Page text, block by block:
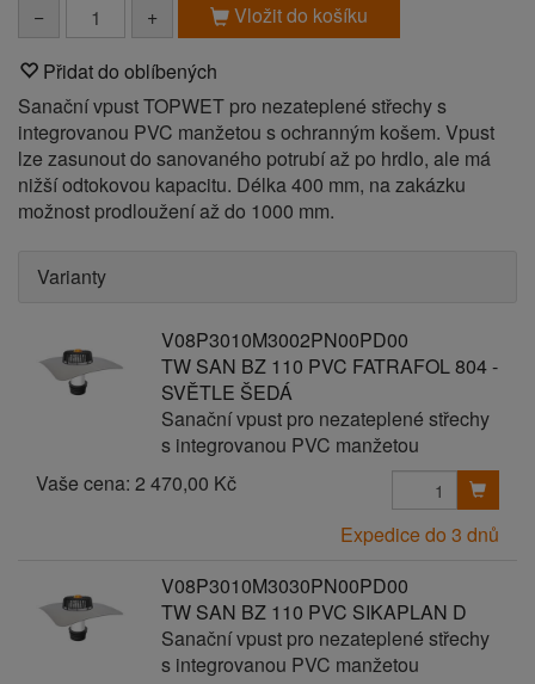
− + Vložit do košíku
Přidat do oblíbených
Sanační vpust TOPWET pro nezateplené střechy s
integrovanou PVC manžetou s ochranným košem. Vpust
lze zasunout do sanovaného potrubí až po hrdlo, ale má
nižší odtokovou kapacitu. Délka 400 mm, na zakázku
možnost prodloužení až do 1000 mm.
Varianty
V08P3010M3002PN00PD00
TW SAN BZ 110 PVC FATRAFOL 804 -
SVĚTLE ŠEDÁ
Sanační vpust pro nezateplené střechy
s integrovanou PVC manžetou
Vaše cena: 2 470,00 Kč
Expedice do 3 dnů
V08P3010M3030PN00PD00
TW SAN BZ 110 PVC SIKAPLAN D
Sanační vpust pro nezateplené střechy
s integrovanou PVC manžetou